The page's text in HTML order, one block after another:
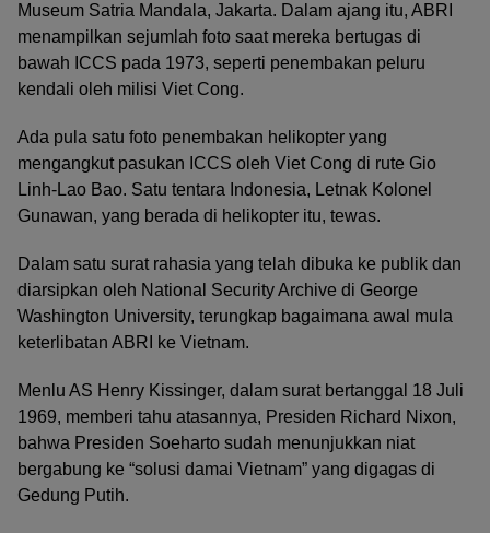
Museum Satria Mandala, Jakarta. Dalam ajang itu, ABRI
menampilkan sejumlah foto saat mereka bertugas di
bawah ICCS pada 1973, seperti penembakan peluru
kendali oleh milisi Viet Cong.
Ada pula satu foto penembakan helikopter yang
mengangkut pasukan ICCS oleh Viet Cong di rute Gio
Linh-Lao Bao. Satu tentara Indonesia, Letnak Kolonel
Gunawan, yang berada di helikopter itu, tewas.
Dalam satu surat rahasia yang telah dibuka ke publik dan
diarsipkan oleh National Security Archive di George
Washington University, terungkap bagaimana awal mula
keterlibatan ABRI ke Vietnam.
Menlu AS Henry Kissinger, dalam surat bertanggal 18 Juli
1969, memberi tahu atasannya, Presiden Richard Nixon,
bahwa Presiden Soeharto sudah menunjukkan niat
bergabung ke “solusi damai Vietnam” yang digagas di
Gedung Putih.